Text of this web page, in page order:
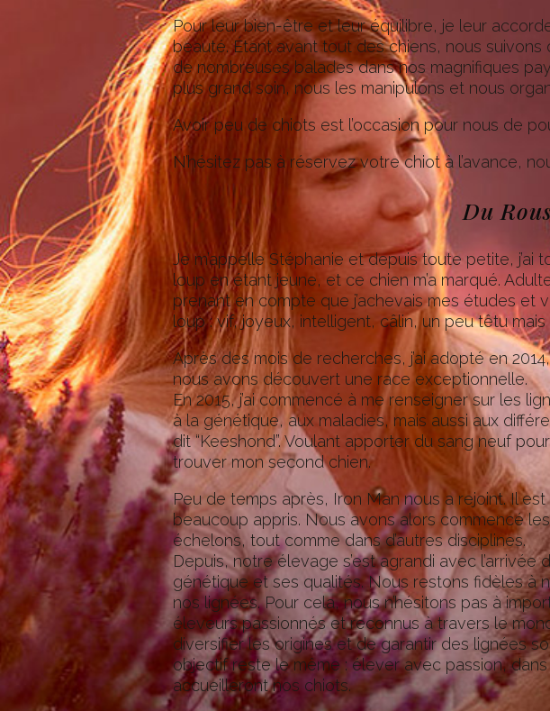
Pour leur bien-être et leur équilibre, je leur
beauté. Étant avant tout des chiens, nous suivons
de nombreuses balades dans nos magnifiques
plus grand soin, nous les manipulons et nous
Avoir peu de chiots est l’occasion pour nous de
N’hésitez pas à réservez votre chiot à l’avance,
Du
Je m’appelle Stéphanie et depuis toute petite, j’ai
loup en étant jeune, et ce chien m’a marqué.
prenant en compte que j’achevais mes études et
loup : vif, joyeux, intelligent, câlin, un peu têtu
Après des mois de recherches, j’ai adopté en 2014,
nous avons découvert une race exceptionnelle.
En 2015, j’ai commencé à me renseigner sur les
à la génétique, aux maladies, mais aussi aux
dit “Keeshond”. Voulant apporter du sang neuf
trouver mon second chien.
Peu de temps après, Iron Man nous a rejoint. Il
beaucoup appris. Nous avons alors commencé
échelons, tout comme dans d’autres disciplines.
Depuis, notre élevage s’est agrandi avec
génétique et ses qualités. Nous restons fidèles à
nos lignées. Pour cela, nous n’hésitons pas à
éleveurs passionnés et reconnus à travers le
diversifier les origines et de garantir des lignées
objectif reste le même : élever avec passion,
accueilleront nos chiots.